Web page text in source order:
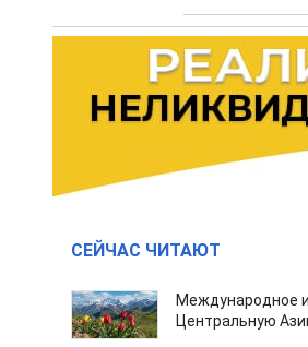
СЕЙЧАС ЧИТАЮТ
Международное
Центральную